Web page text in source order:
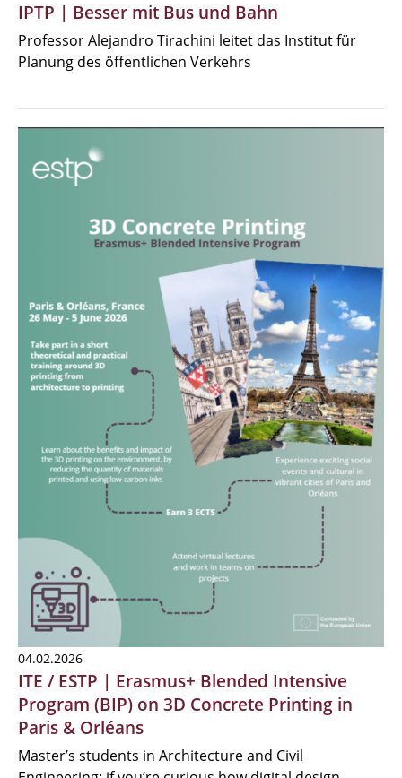
IPTP | Besser mit Bus und Bahn
Professor Alejandro Tirachini leitet das Institut für
Planung des öffentlichen Verkehrs
04.02.2026
ITE / ESTP | Erasmus+ Blended Intensive
Program (BIP) on 3D Concrete Printing in
Paris & Orléans
Master’s students in Architecture and Civil